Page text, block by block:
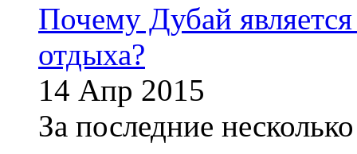
Почему Дубай
отдыха?
14 Апр 2015
За последние